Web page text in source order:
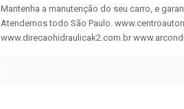
Mantenha a manutenção do seu carro, e
Atendemos todo São Paulo.
www.direcaohidraulicak2.com.br